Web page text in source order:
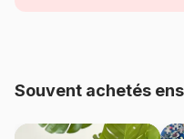
Référence
Souvent achetés